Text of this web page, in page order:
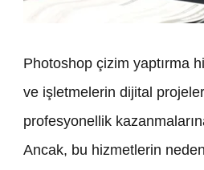
Photoshop çizim yaptırma
ve işletmelerin dijital
profesyonellik
Ancak, bu hizmetlerin